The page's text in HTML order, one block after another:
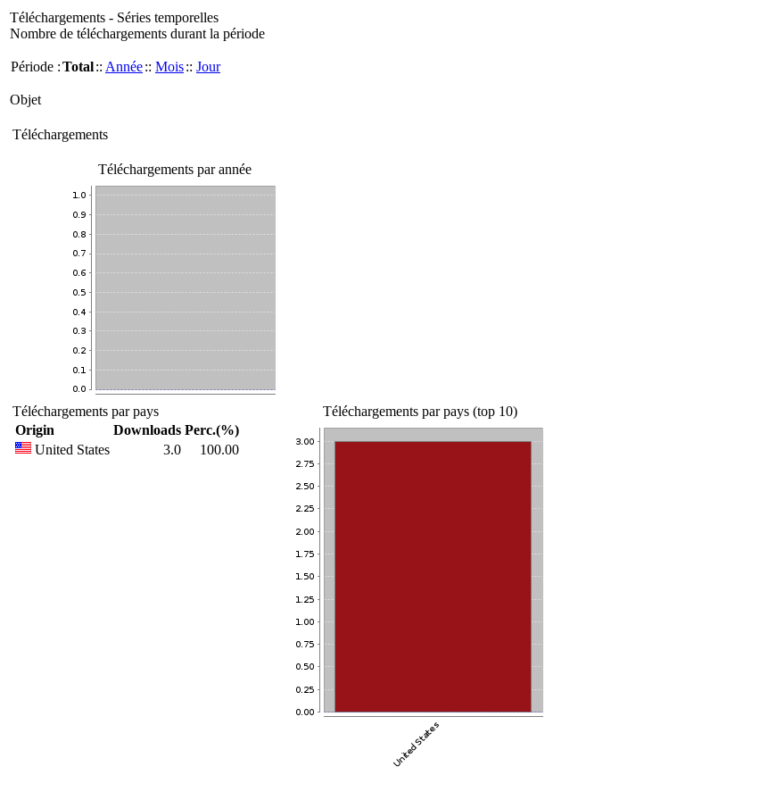
Téléchargements - Séries temporelles
Nombre de téléchargements durant la période
Période :Total:: Année:: Mois:: Jour
Objet
Téléchargements
Téléchargements par année
Téléchargements par pays
Origin
Downloads Perc.(%)
United States
3.0 100.00
Téléchargements par pays (top 10)